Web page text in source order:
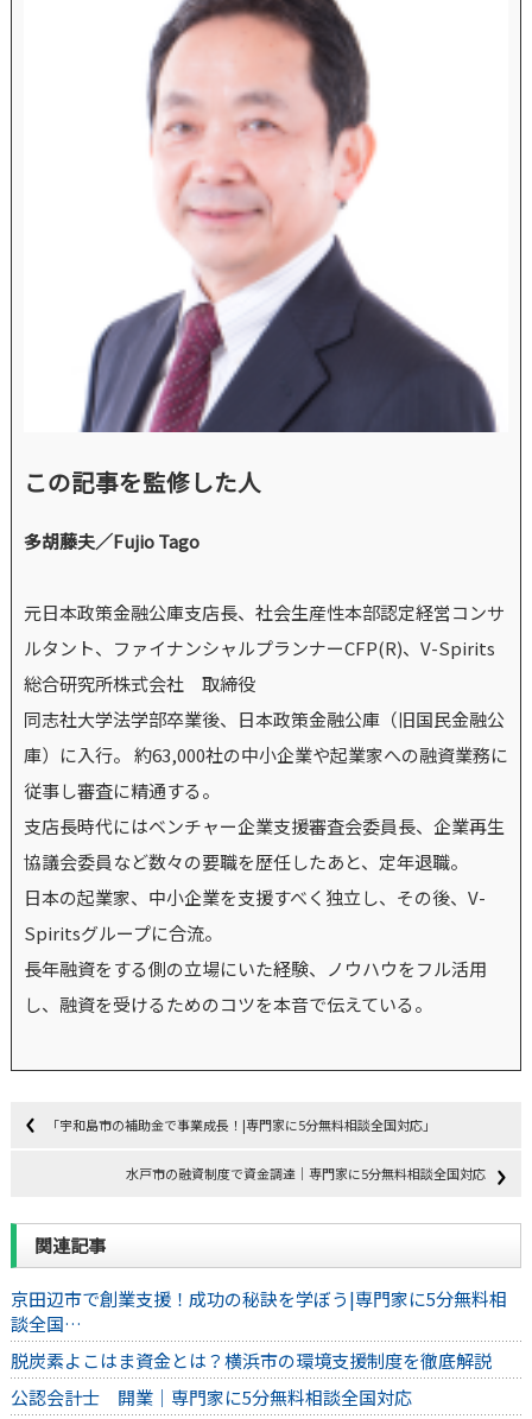
この記事を監修した人
多胡藤夫／Fujio Tago
元日本政策金融公庫支店長、社会生産性本部認定経営コンサ
ルタント、ファイナンシャルプランナーCFP(R)、V-Spirits
総合研究所株式会社 取締役
同志社大学法学部卒業後、日本政策金融公庫（旧国民金融公
庫）に入行。 約63,000社の中小企業や起業家への融資業務に
従事し審査に精通する。
支店長時代にはベンチャー企業支援審査会委員長、企業再生
協議会委員など数々の要職を歴任したあと、定年退職。
日本の起業家、中小企業を支援すべく独立し、その後、V-
Spiritsグループに合流。
長年融資をする側の立場にいた経験、ノウハウをフル活用
し、融資を受けるためのコツを本音で伝えている。
「宇和島市の補助金で事業成長！|専門家に5分無料相談全国対応」
水戸市の融資制度で資金調達｜専門家に5分無料相談全国対応
関連記事
京田辺市で創業支援！成功の秘訣を学ぼう|専門家に5分無料相
談全国…
脱炭素よこはま資金とは？横浜市の環境支援制度を徹底解説
公認会計士 開業｜専門家に5分無料相談全国対応